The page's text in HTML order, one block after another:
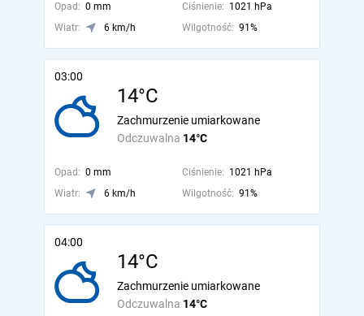
Opad: 0 mm Ciśnienie: 1021 hPa
Wiatr:
6 km/h Wilgotność: 91%
03:00
14°C
Odczuwalna 14°C
Zachmurzenie umiarkowane
Opad: 0 mm Ciśnienie: 1021 hPa
Wiatr:
6 km/h Wilgotność: 91%
04:00
14°C
Odczuwalna 14°C
Zachmurzenie umiarkowane